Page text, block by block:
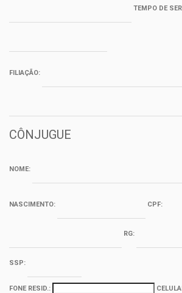
TEMPO DE
FILIAÇÃO:
CÔNJUGUE
NOME:
NASCIMENTO: CPF:
RG:
SSP:
FONE RESID.: